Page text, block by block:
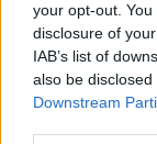
your opt-out.
disclosure of
IAB’s list of
also be
Downstream
Požara –
Nekaj pred 15